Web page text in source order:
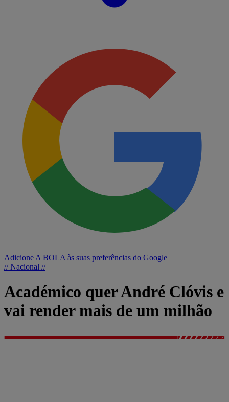
Adicione A BOLA às suas preferências do Google
// Nacional //
Académico quer André Clóvis e
vai render mais de um milhão